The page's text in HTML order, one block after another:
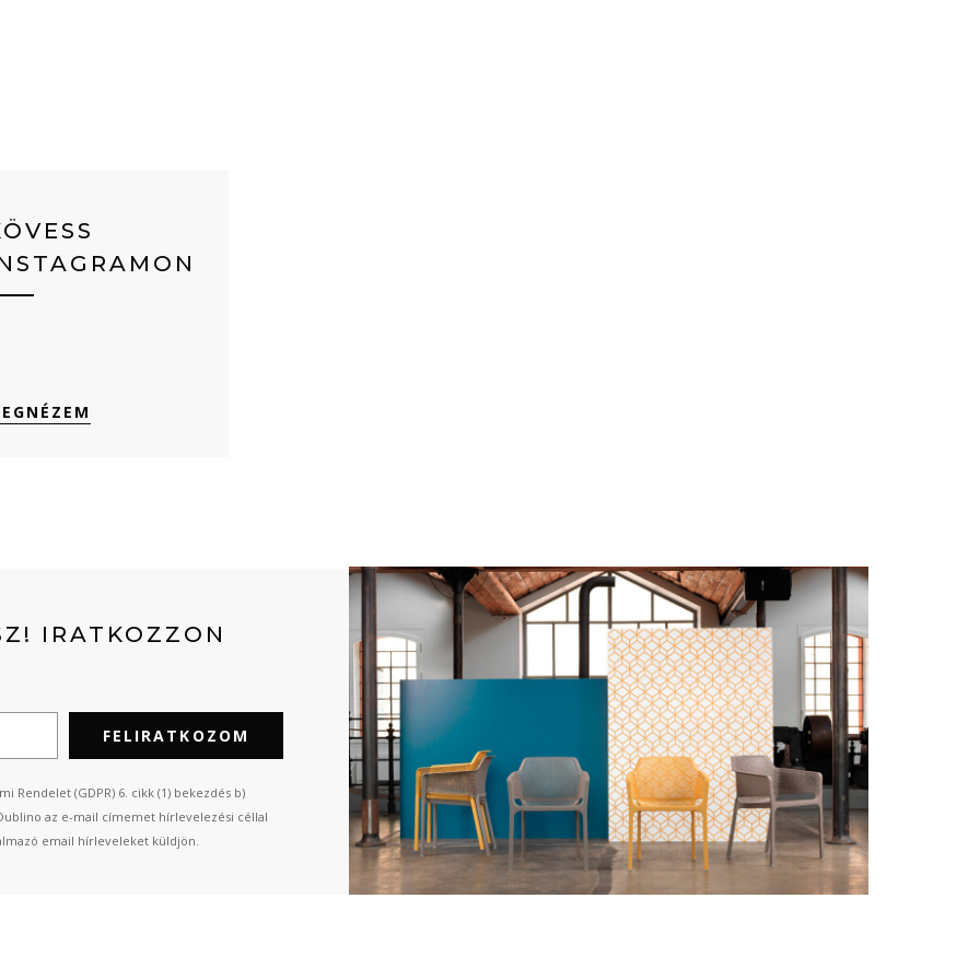
IRATKOZZON
FELIRATKOZOM
Rendelet (GDPR) 6. cikk (1) bekezdés b)
az e-mail címemet hírlevelezési céllal
email hírleveleket küldjön.